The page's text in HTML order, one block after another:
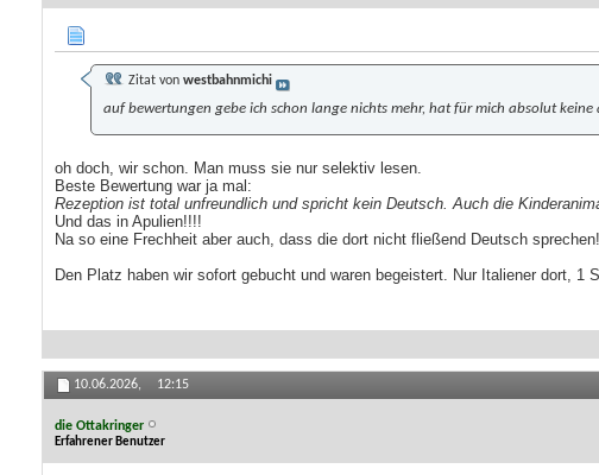
Zitat von westbahnmichi
auf bewertungen gebe ich schon lange nichts mehr, hat für mich absolut keine
oh doch, wir schon. Man muss sie nur selektiv lesen.
Beste Bewertung war ja mal:
Rezeption ist total unfreundlich und spricht kein Deutsch. Auch die
Und das in Apulien!!!!
Na so eine Frechheit aber auch, dass die dort nicht fließend Deutsch sprechen!
Den Platz haben wir sofort gebucht und waren begeistert. Nur Italiener dort,
10.06.2026, 12:15
die Ottakringer
Erfahrener Benutzer